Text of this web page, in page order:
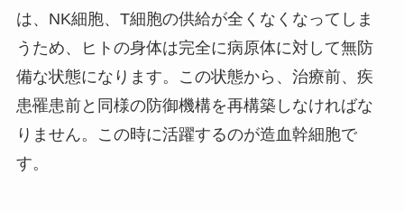
は、NK細胞、T細胞の供給が全くなくなってしま
うため、ヒトの身体は完全に病原体に対して無防
備な状態になります。この状態から、治療前、疾
患罹患前と同様の防御機構を再構築しなければな
りません。この時に活躍するのが造血幹細胞で
す。